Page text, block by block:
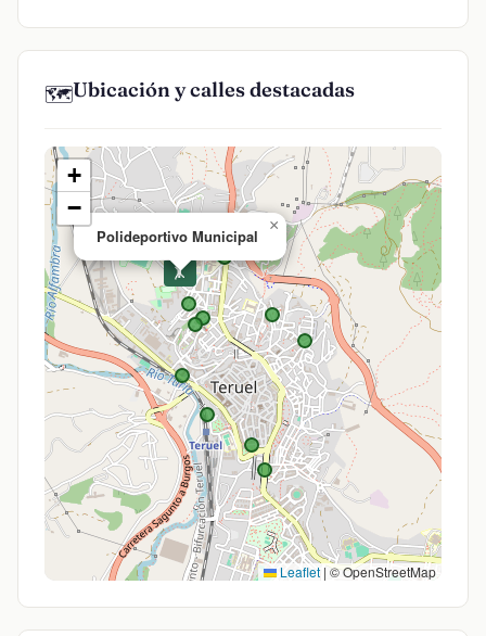
🗺️Ubicación y calles destacadas
🤸
Polideportivo Municipal
×
+
−
Leaflet | © OpenStreetMap